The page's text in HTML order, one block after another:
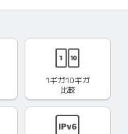
1ギガ10ギガ
比較